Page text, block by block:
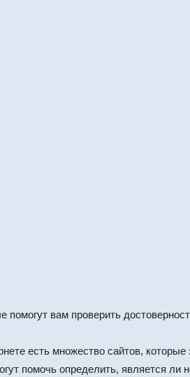
вам проверить
есть множество сайтов,
помочь определить, является ли